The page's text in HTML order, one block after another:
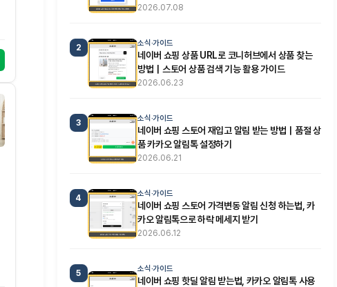
2026.07.08
2 소식·가이드
네이버 쇼핑 상품 URL로 코니허브에서 상품 찾는
방법｜스토어 상품 검색 기능 활용 가이드
2026.06.23
3 소식·가이드
네이버 쇼핑 스토어 재입고 알림 받는 방법｜품절 상
품 카카오 알림톡 설정하기
2026.06.21
4 소식·가이드
네이버 쇼핑 스토어 가격변동 알림 신청 하는법, 카
카오 알림톡으로 하락 메세지 받기
2026.06.12
5 소식·가이드
네이버 쇼핑 핫딜 알림 받는법, 카카오 알림톡 사용